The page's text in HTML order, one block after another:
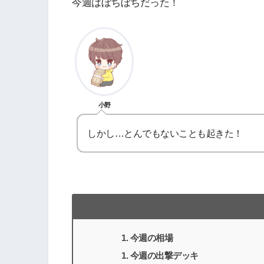
今週はぼちぼちだった！
小野
しかし…とんでもないことも起きた！
今週の相場
今週の出撃デッキ